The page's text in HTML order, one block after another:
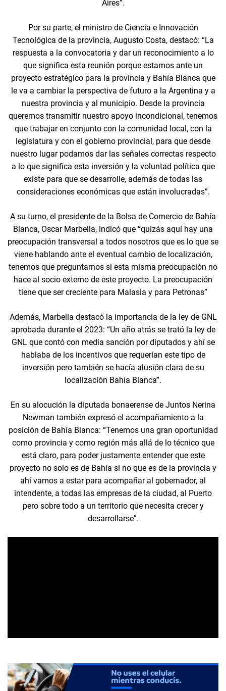
Aires”.
Por su parte, el ministro de Ciencia e Innovación
Tecnológica de la provincia, Augusto Costa, destacó: “La
respuesta a la convocatoria y dar un reconocimiento a lo
que significa esta reunión porque estamos ante un
proyecto estratégico para la provincia y Bahía Blanca que
le va a cambiar la perspectiva de futuro a la Argentina y a
nuestra provincia y al municipio. Desde la provincia
queremos transmitir nuestro apoyo incondicional, tenemos
que trabajar en conjunto con la comunidad local, con la
legislatura y con el gobierno provincial, para que desde
nuestro lugar podamos dar las señales correctas respecto
a lo que significa esta inversión y la voluntad política que
existe para que se desarrolle, además de todas las
consideraciones económicas que están involucradas”.
A su turno, el presidente de la Bolsa de Comercio de Bahía
Blanca, Oscar Marbella, indicó que “quizás aquí hay una
preocupación transversal a todos nosotros que es lo que se
viene hablando ante el eventual cambio de localización,
tenemos que preguntarnos si esta misma preocupación no
hace al socio externo de este proyecto. La preocupación
tiene que ser creciente para Malasia y para Petronas”
Además, Marbella destacó la importancia de la ley de GNL
aprobada durante el 2023: “Un año atrás se trató la ley de
GNL que contó con media sanción por diputados y ahí se
hablaba de los incentivos que requerían este tipo de
inversión pero también se hacía alusión clara de su
localización Bahía Blanca”.
En su alocución la diputada bonaerense de Juntos Nerina
Newman también expresó el acompañamiento a la
posición de Bahía Blanca: “Tenemos una gran oportunidad
como provincia y como región más allá de lo técnico que
está claro, para poder justamente entender que este
proyecto no solo es de Bahía si no que es de la provincia y
ahí vamos a estar para acompañar al gobernador, al
intendente, a todas las empresas de la ciudad, al Puerto
pero sobre todo a un territorio que necesita crecer y
desarrollarse”.